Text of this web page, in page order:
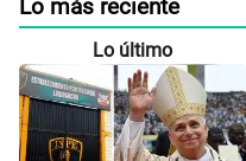
Lo más reciente
Lo último